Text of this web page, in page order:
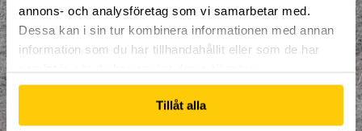
annons- och analysföretag som vi samarbetar med.
Dessa kan i sin tur kombinera informationen med annan
information som du har tillhandahållit eller som de har
Tillåt alla
Parkour
Påsk på Dome
Påsklovsläger 0
Skateboard 0